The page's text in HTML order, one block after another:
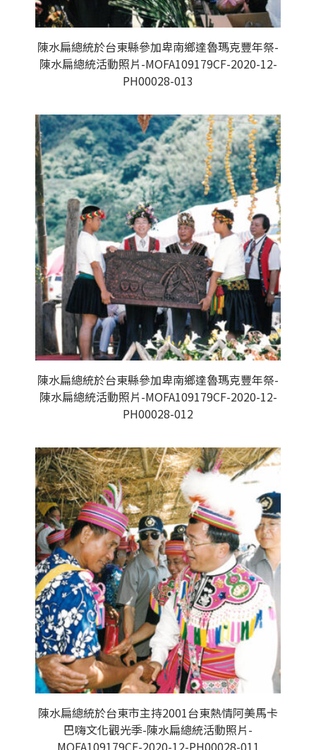
陳水扁總統於台東縣參加卑南鄉達魯瑪克豐年祭-
陳水扁總統活動照片-MOFA109179CF-2020-12-
PH00028-013
陳水扁總統於台東縣參加卑南鄉達魯瑪克豐年祭-
陳水扁總統活動照片-MOFA109179CF-2020-12-
PH00028-012
陳水扁總統於台東市主持2001台東熱情阿美馬卡
巴嗨文化觀光季-陳水扁總統活動照片-
MOFA109179CF-2020-12-PH00028-011